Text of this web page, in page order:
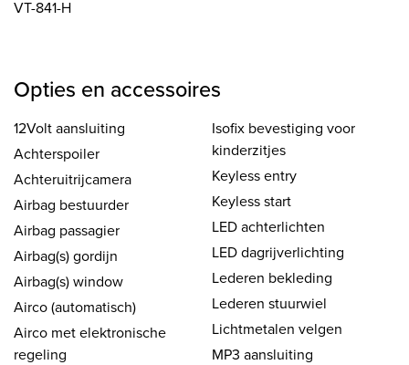
VT-841-H
Opties en accessoires
12Volt aansluiting
Achterspoiler
Achteruitrijcamera
Airbag bestuurder
Airbag passagier
Airbag(s) gordijn
Airbag(s) window
Airco (automatisch)
Airco met elektronische
regeling
Isofix bevestiging voor
kinderzitjes
Keyless entry
Keyless start
LED achterlichten
LED dagrijverlichting
Lederen bekleding
Lederen stuurwiel
Lichtmetalen velgen
MP3 aansluiting